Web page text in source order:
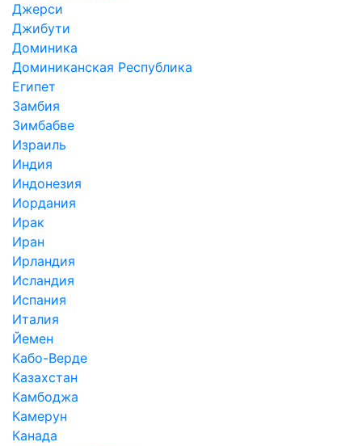
Джерси
Джибути
Доминика
Доминиканская Республика
Египет
Замбия
Зимбабве
Израиль
Индия
Индонезия
Иордания
Ирак
Иран
Ирландия
Исландия
Испания
Италия
Йемен
Кабо-Верде
Казахстан
Камбоджа
Камерун
Канада